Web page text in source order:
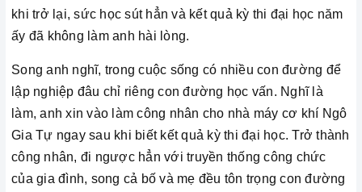
khi trở lại, sức học sút hẳn và kết quả kỳ thi đại học năm
ấy đã không làm anh hài lòng.
Song anh nghĩ, trong cuộc sống có nhiều con đường để
lập nghiệp đâu chỉ riêng con đường học vấn. Nghĩ là
làm, anh xin vào làm công nhân cho nhà máy cơ khí Ngô
Gia Tự ngay sau khi biết kết quả kỳ thi đại học. Trở thành
công nhân, đi ngược hẳn với truyền thống công chức
của gia đình, song cả bố và mẹ đều tôn trọng con đường